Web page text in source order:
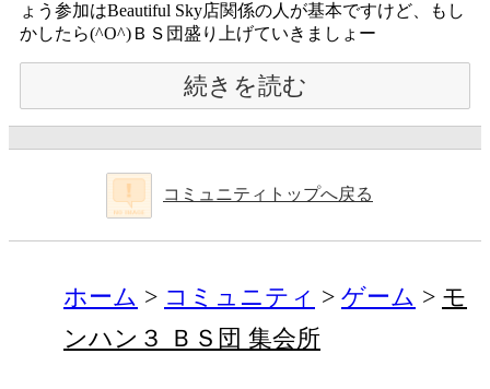
ょう参加はBeautiful Sky店関係の人が基本ですけど、もし
かしたら(^O^)ＢＳ団盛り上げていきましょー
続きを読む
コミュニティトップへ戻る
ホーム コミュニティ ゲーム
モ
ンハン３ ＢＳ団 集会所